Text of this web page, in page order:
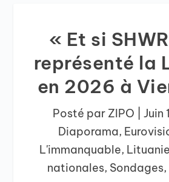
« Et si
représenté la
en 2026 à
Posté par ZIPO Juin
Diaporama,
L'immanquable, Lituanie
nationales, Sondages,